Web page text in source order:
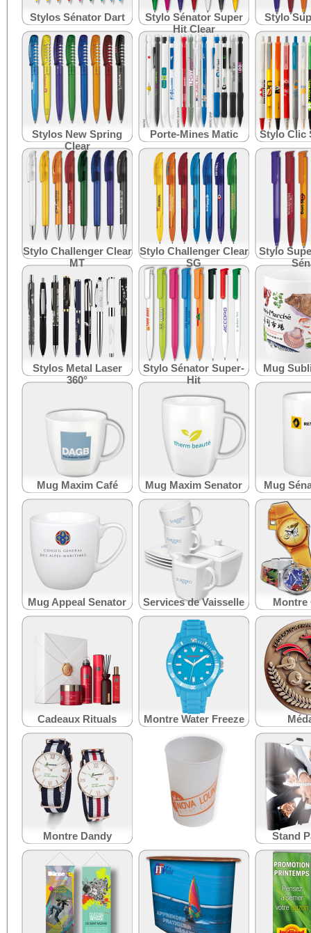
Stylos Sénator Dart
Stylo Sénator Super
Hit Clear
Stylo
Stylos New Spring
Clear
Porte-Mines Matic Stylo Clic
Stylo Challenger Clear
MT
Stylo Challenger Clear
SG
Stylo
Stylos Metal Laser
360°
Stylo Sénator Super-
Hit
Mug
Mug Maxim Café Mug Maxim Senator Mug
Mug Appeal Senator Services de Vaisselle Montre
Cadeaux Rituals Montre Water Freeze
Montre Dandy Stand